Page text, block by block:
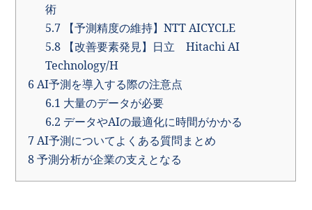
術
5.7【予測精度の維持】NTT AICYCLE
5.8【改善要素発見】日立 Hitachi AI
Technology/H
6AI予測を導入する際の注意点
6.1 大量のデータが必要
6.2 データやAIの最適化に時間がかかる
7AI予測についてよくある質問まとめ
8予測分析が企業の支えとなる